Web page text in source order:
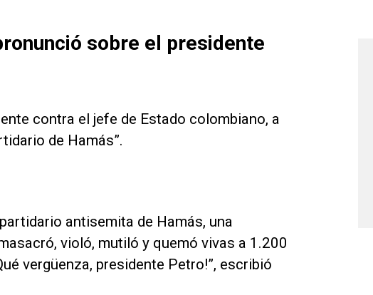
sobre el presidente
contra el jefe de Estado colombiano, a
de Hamás”.
antisemita de Hamás, una
violó, mutiló y quemó vivas a 1.200
vergüenza, presidente Petro!”, escribió